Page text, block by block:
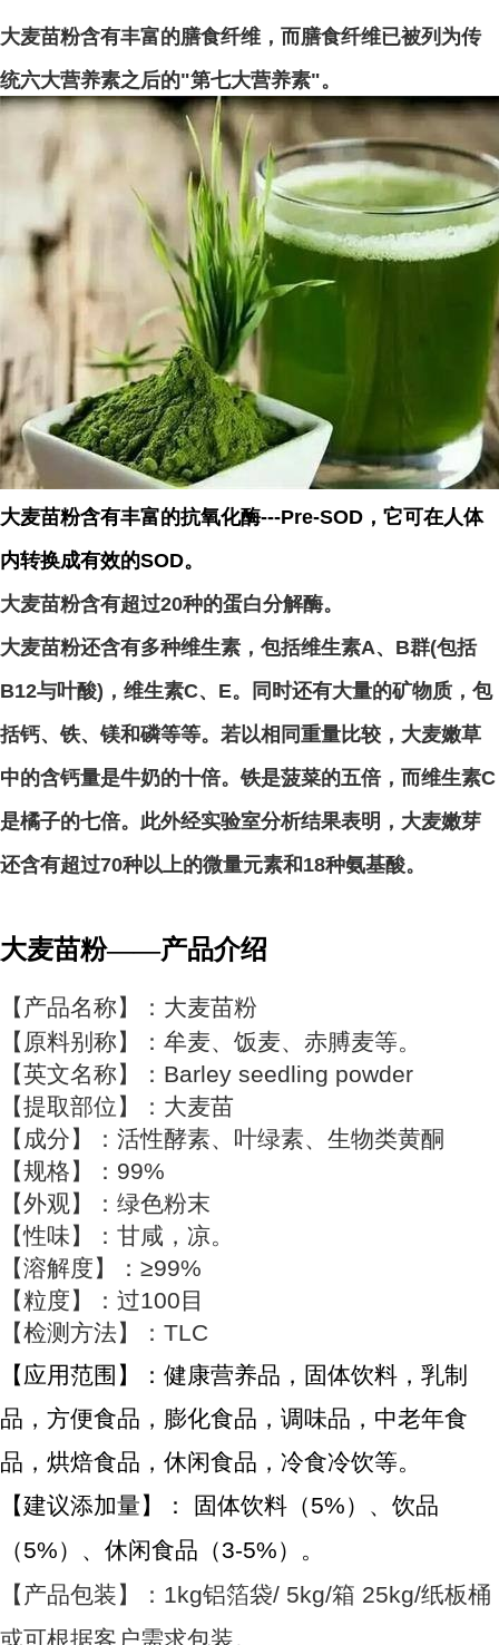
大麦苗粉含有丰富的膳食纤维，而膳食纤维已被列为传
统六大营养素之后的"第七大营养素"。
大麦苗粉含有丰富的抗氧化酶---Pre-SOD，它可在人体
内转换成有效的SOD。
大麦苗粉含有超过20种的蛋白分解酶。
大麦苗粉还含有多种维生素，包括维生素A、B群(包括
B12与叶酸)，维生素C、E。同时还有大量的矿物质，包
括钙、铁、镁和磷等等。若以相同重量比较，大麦嫩草
中的含钙量是牛奶的十倍。铁是菠菜的五倍，而维生素C
是橘子的七倍。此外经实验室分析结果表明，大麦嫩芽
还含有超过70种以上的微量元素和18种氨基酸。
大麦苗粉——产品介绍
【产品名称】：大麦苗粉
【原料别称】：牟麦、饭麦、赤膊麦等。
【英文名称】：Barley seedling powder
【提取部位】：大麦苗
【成分】：活性酵素、叶绿素、生物类黄酮
【规格】：99%
【外观】：绿色粉末
【性味】：甘咸，凉。
【溶解度】：≥99%
【粒度】：过100目
【检测方法】：TLC
【应用范围】：健康营养品，固体饮料，乳制
品，方便食品，膨化食品，调味品，中老年食
品，烘焙食品，休闲食品，冷食冷饮等。
【建议添加量】： 固体饮料（5%）、饮品
（5%）、休闲食品（3-5%）。
【产品包装】：1kg铝箔袋/ 5kg/箱 25kg/纸板桶
或可根据客户需求包装。